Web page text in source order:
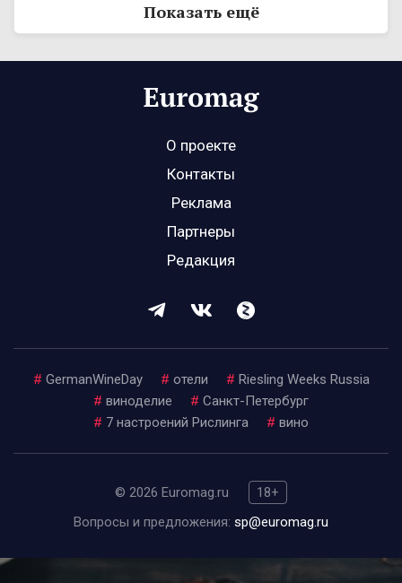
Показать ещё
О проекте
Контакты
Реклама
Партнеры
Редакция
# GermanWineDay # отели # Riesling Weeks Russia
# виноделие # Санкт-Петербург
# 7 настроений Рислинга # вино
© 2026 Euromag.ru
18+
Вопросы и предложения: sp@euromag.ru